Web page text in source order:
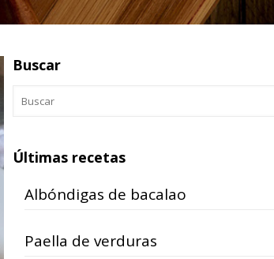
Buscar
Últimas recetas
Albóndigas de bacalao
Paella de verduras